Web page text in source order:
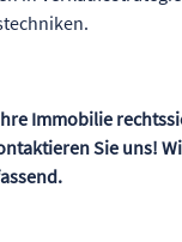
Immobilie
Sie uns!